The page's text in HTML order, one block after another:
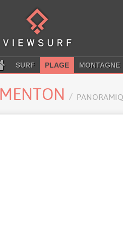
SURF PLAGE MONTAGNE
MENTON